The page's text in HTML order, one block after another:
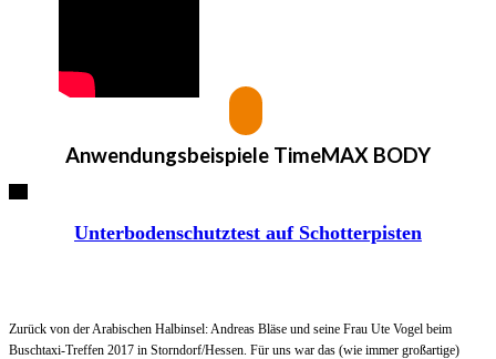
Anwendungsbeispiele TimeMAX BODY
Unterbodenschutztest auf Schotterpisten
Zurück von der Arabischen Halbinsel: Andreas Bläse und seine Frau Ute Vogel beim
Buschtaxi-Treffen 2017 in Storndorf/Hessen. Für uns war das (wie immer großartige)